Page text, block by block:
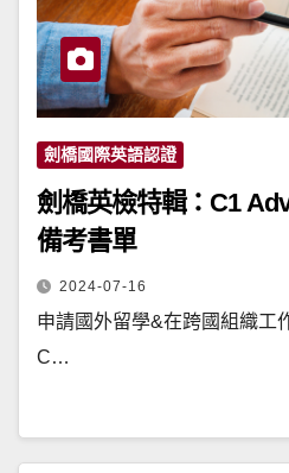
劍橋國際英語認證
劍橋英檢特輯：C1
備考書單
2024-07-16
申請國外留學&在跨國組織工
C…